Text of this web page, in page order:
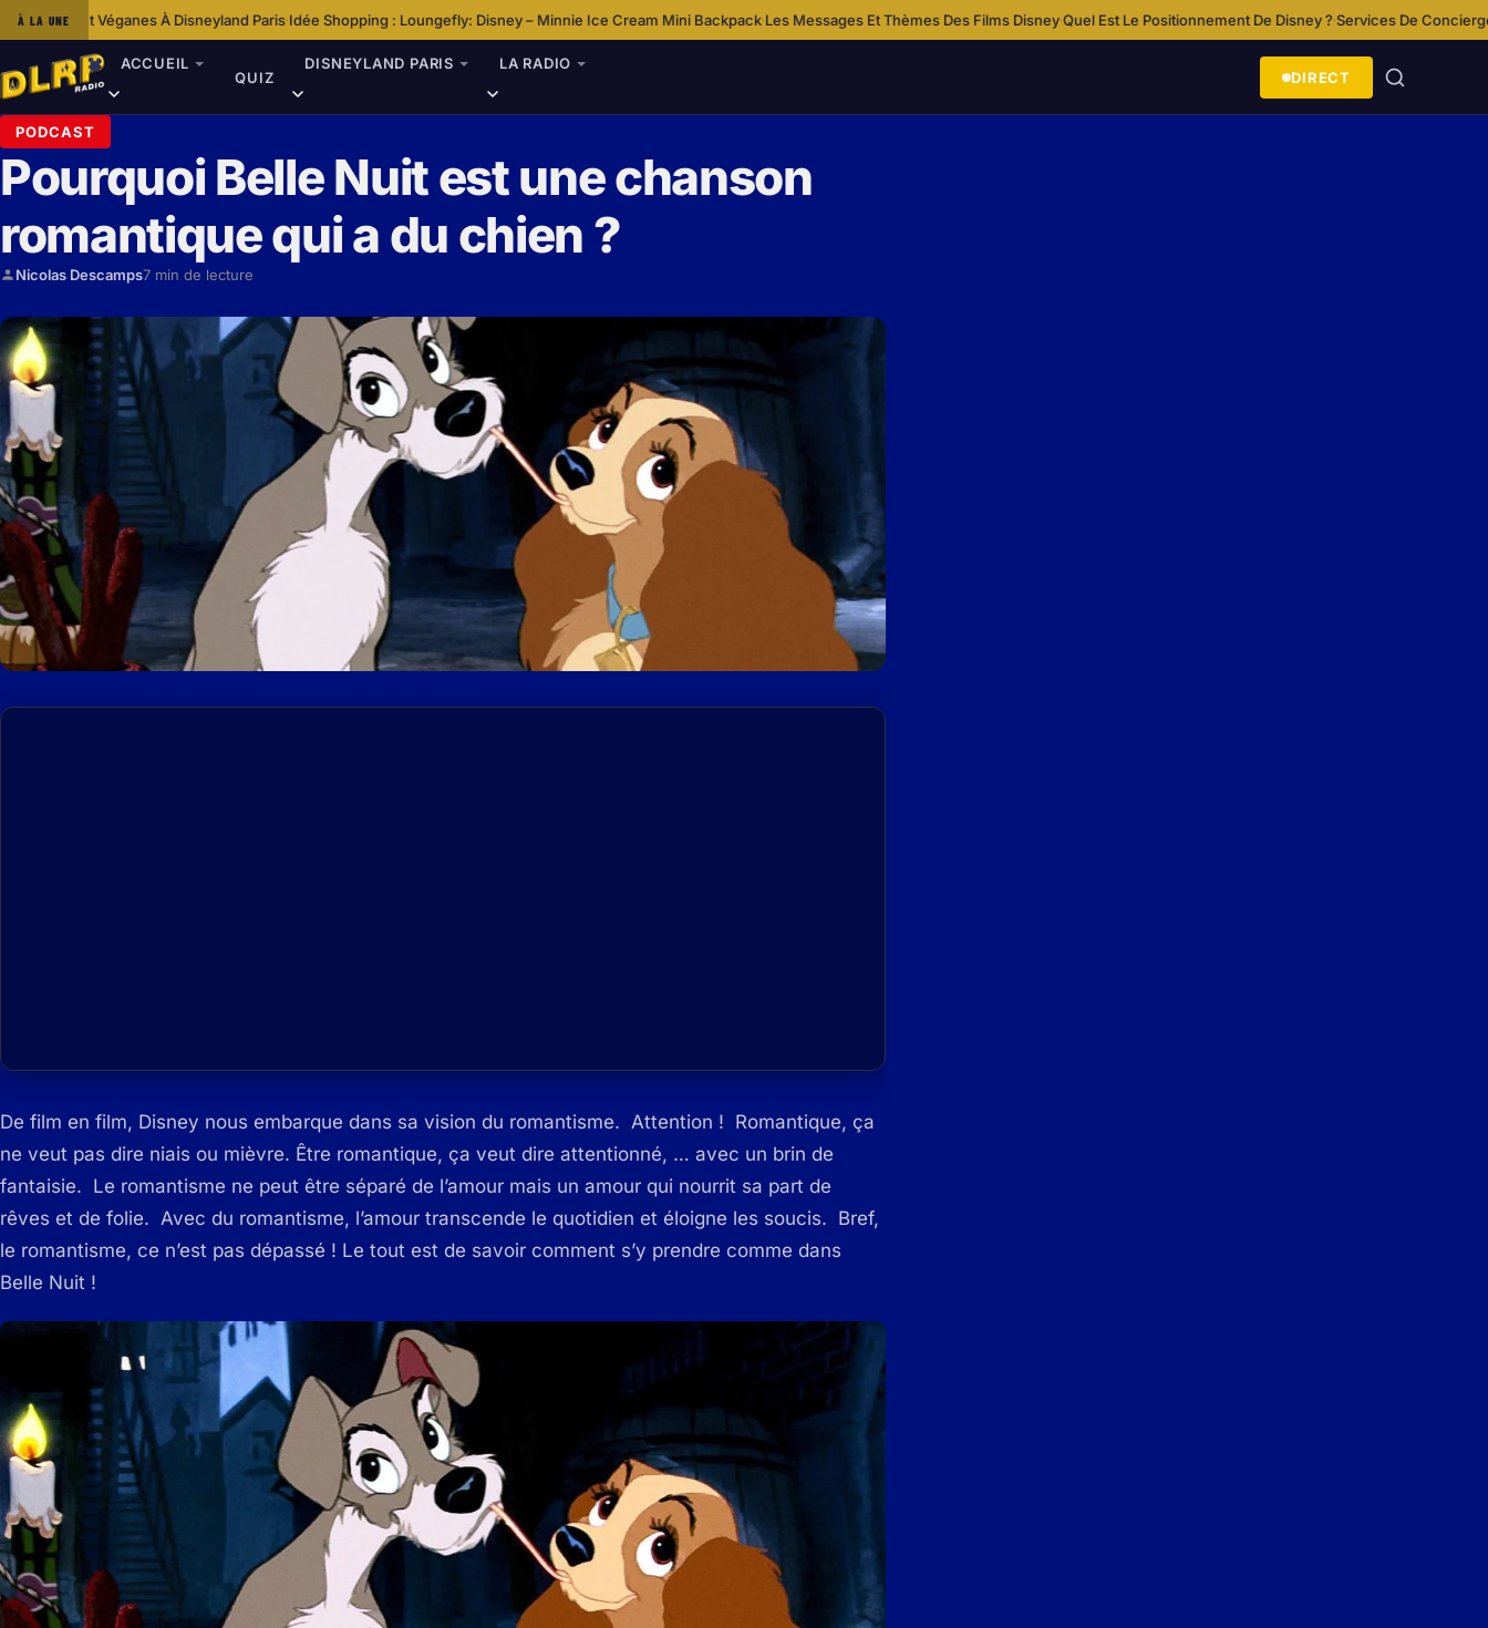
À LA UNE
Paris Idée Shopping : Loungefly: Disney – Minnie Ice Cream Mini Backpack·Les Messages Et Thèmes Des Films Disney·Quel Est Le Positionnement De Disney ?·Services De Concierge Et Assistance Aux Invités À
ACCUEIL
QUIZ
DISNEYLAND PARIS LA RADIO
DIRECT
PODCAST
Pourquoi Belle Nuit est une chanson
romantique qui a du chien ?
Nicolas Descamps7 min de lecture
De film en film, Disney nous embarque dans sa vision du romantisme. Attention ! Romantique, ça
ne veut pas dire niais ou mièvre. Être romantique, ça veut dire attentionné, … avec un brin de
fantaisie. Le romantisme ne peut être séparé de l’amour mais un amour qui nourrit sa part de
rêves et de folie. Avec du romantisme, l’amour transcende le quotidien et éloigne les soucis. Bref,
le romantisme, ce n’est pas dépassé ! Le tout est de savoir comment s’y prendre comme dans
Belle Nuit !